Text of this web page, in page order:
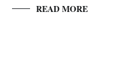
READ MORE